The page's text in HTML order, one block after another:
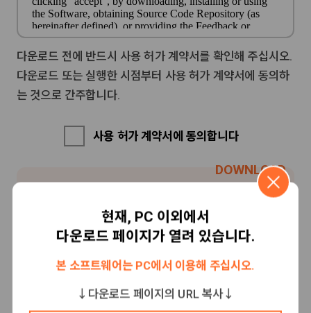
현재, PC 이외에서
다운로드 페이지가 열려 있습니다.
본 소프트웨어는 PC에서 이용해 주십시오.
↓다운로드 페이지의 URL 복사↓
다운로드 전에 반드시 사용 허가 계약서를 확인해 주십시오.
다운로드 또는 실행한 시점부터 사용 허가 계약서에 동의하
는 것으로 간주합니다.
사용 허가 계약서에 동의합니다
개인 분 법인 분